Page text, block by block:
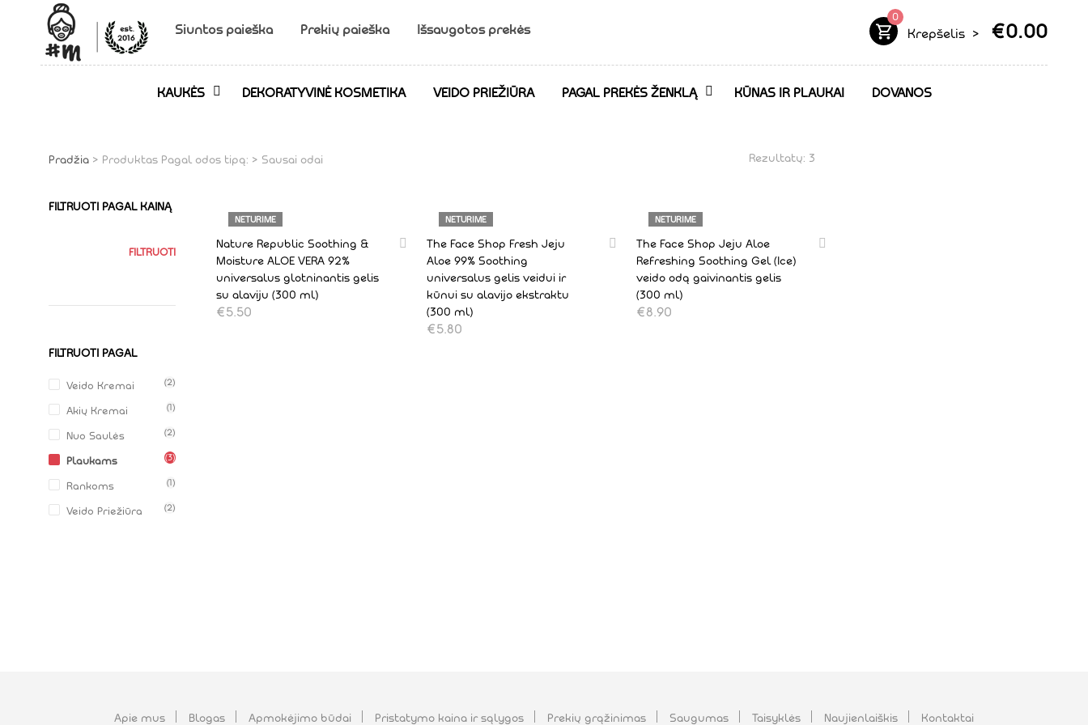
Siuntos paieška Prekių paieška Išsaugotos prekės
0
Krepšelis > €0.00
KAUKĖS DEKORATYVINĖ KOSMETIKA VEIDO PRIEŽIŪRA PAGAL PREKĖS ŽENKLĄ KŪNAS IR PLAUKAI DOVANOS
Sausai odai
Pradžia > Produktas Pagal odos tipą: > Sausai odai Rezultatų: 3
FILTRUOTI PAGAL KAINĄ
FILTRUOTI
FILTRUOTI PAGAL
Veido Kremai (2)
Akių Kremai (1)
Nuo Saulės (2)
Plaukams (3)
Rankoms (1)
Veido Priežiūra (2)
NETURIME
Nature Republic Soothing &
Moisture ALOE VERA 92%
universalus glotninantis gelis
su alaviju (300 ml)
€5.50
NETURIME
The Face Shop Fresh Jeju
Aloe 99% Soothing
universalus gelis veidui ir
kūnui su alavijo ekstraktu
(300 ml)
€5.80
NETURIME
The Face Shop Jeju Aloe
Refreshing Soothing Gel (Ice)
veido odą gaivinantis gelis
(300 ml)
€8.90
Apie mus Blogas Apmokėjimo būdai Pristatymo kaina ir sąlygos Prekių grąžinimas Saugumas Taisyklės Naujienlaiškis Kontaktai